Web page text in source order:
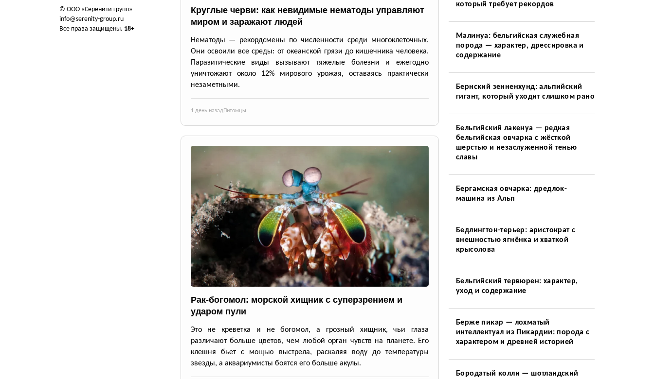
© ООО «Серенити групп»
info@serenity-group.ru
Все права защищены. 18+
Круглые черви: как невидимые нематоды управляют
миром и заражают людей
Нематоды — рекордсмены по численности среди многоклеточных.
Они освоили все среды: от океанской грязи до кишечника человека.
Паразитические виды вызывают тяжелые болезни и ежегодно
уничтожают около 12% мирового урожая, оставаясь практически
незаметными.
1 день назадПитомцы
Рак-богомол: морской хищник с суперзрением и
ударом пули
Это не креветка и не богомол, а грозный хищник, чьи глаза
различают больше цветов, чем любой орган чувств на планете. Его
клешня бьет с мощью выстрела, раскаляя воду до температуры
звезды, а аквариумисты боятся его больше акулы.
который требует рекордов
Малинуа: бельгийская служебная
порода — характер, дрессировка и
содержание
Бернский зенненхунд: альпийский
гигант, который уходит слишком рано
Бельгийский лакенуа — редкая
бельгийская овчарка с жёсткой
шерстью и незаслуженной тенью
славы
Бергамская овчарка: дредлок-
машина из Альп
Бедлингтон-терьер: аристократ с
внешностью ягнёнка и хваткой
крысолова
Бельгийский тервюрен: характер,
уход и содержание
Берже пикар — лохматый
интеллектуал из Пикардии: порода с
характером и древней историей
Бородатый колли — шотландский